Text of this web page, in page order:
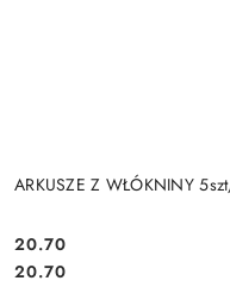
ARKUSZE Z WŁÓKNINY
Cena:
20.70
Cena:
20.70